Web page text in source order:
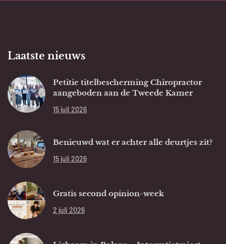
Laatste nieuws
Petitie titelbescherming Chiropractor
aangeboden aan de Tweede Kamer
15 juli 2026
Benieuwd wat er achter alle deurtjes zit?
15 juli 2026
Gratis second opinion-week
2 juli 2026